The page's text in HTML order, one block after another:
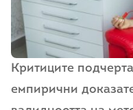
Критиците
емпирични